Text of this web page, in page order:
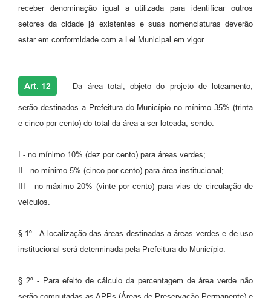
receber denominação igual a utilizada para identificar outros
setores da cidade já existentes e suas nomenclaturas deverão
estar em conformidade com a Lei Municipal em vigor.
Art. 12 - Da área total, objeto do projeto de loteamento,
serão destinados a Prefeitura do Município no mínimo 35% (trinta
e cinco por cento) do total da área a ser loteada, sendo:
I - no mínimo 10% (dez por cento) para áreas verdes;
II - no mínimo 5% (cinco por cento) para área institucional;
III - no máximo 20% (vinte por cento) para vias de circulação de
veículos.
§ 1º - A localização das áreas destinadas a áreas verdes e de uso
institucional será determinada pela Prefeitura do Município.
§ 2º - Para efeito de cálculo da percentagem de área verde não